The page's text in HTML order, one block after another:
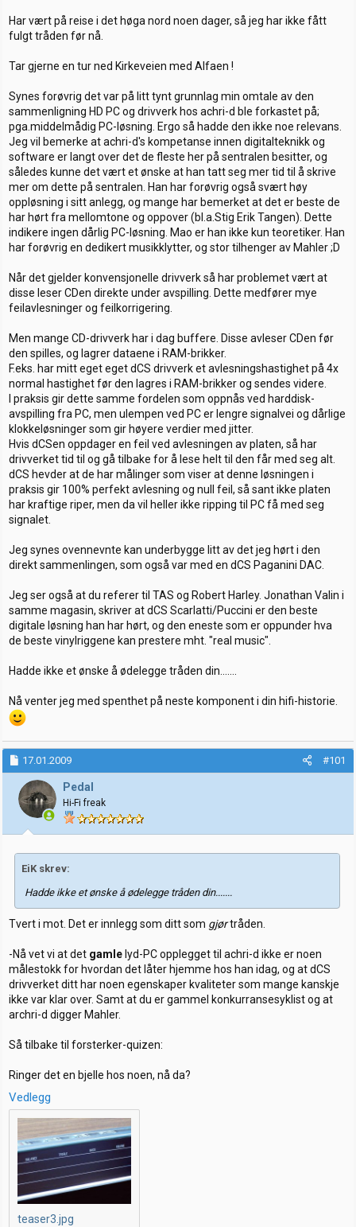
Har vært på reise i det høga nord noen dager, så jeg har ikke fått
fulgt tråden før nå.
Tar gjerne en tur ned Kirkeveien med Alfaen !
Synes forøvrig det var på litt tynt grunnlag min omtale av den
sammenligning HD PC og drivverk hos achri-d ble forkastet på;
pga.middelmådig PC-løsning. Ergo så hadde den ikke noe relevans.
Jeg vil bemerke at achri-d's kompetanse innen digitalteknikk og
software er langt over det de fleste her på sentralen besitter, og
således kunne det vært et ønske at han tatt seg mer tid til å skrive
mer om dette på sentralen. Han har forøvrig også svært høy
oppløsning i sitt anlegg, og mange har bemerket at det er beste de
har hørt fra mellomtone og oppover (bl.a.Stig Erik Tangen). Dette
indikere ingen dårlig PC-løsning. Mao er han ikke kun teoretiker. Han
har forøvrig en dedikert musikklytter, og stor tilhenger av Mahler ;D
Når det gjelder konvensjonelle drivverk så har problemet vært at
disse leser CDen direkte under avspilling. Dette medfører mye
feilavlesninger og feilkorrigering.
Men mange CD-drivverk har i dag buffere. Disse avleser CDen før
den spilles, og lagrer dataene i RAM-brikker.
F.eks. har mitt eget eget dCS drivverk et avlesningshastighet på 4x
normal hastighet før den lagres i RAM-brikker og sendes videre.
I praksis gir dette samme fordelen som oppnås ved harddisk-
avspilling fra PC, men ulempen ved PC er lengre signalvei og dårlige
klokkeløsninger som gir høyere verdier med jitter.
Hvis dCSen oppdager en feil ved avlesningen av platen, så har
drivverket tid til og gå tilbake for å lese helt til den får med seg alt.
dCS hevder at de har målinger som viser at denne løsningen i
praksis gir 100% perfekt avlesning og null feil, så sant ikke platen
har kraftige riper, men da vil heller ikke ripping til PC få med seg
signalet.
Jeg synes ovennevnte kan underbygge litt av det jeg hørt i den
direkt sammenlingen, som også var med en dCS Paganini DAC.
Jeg ser også at du referer til TAS og Robert Harley. Jonathan Valin i
samme magasin, skriver at dCS Scarlatti/Puccini er den beste
digitale løsning han har hørt, og den eneste som er oppunder hva
de beste vinylriggene kan prestere mht. "real music".
Hadde ikke et ønske å ødelegge tråden din.......
Nå venter jeg med spenthet på neste komponent i din hifi-historie.
17.01.2009 #101
Pedal
Hi-Fi freak
EiK skrev:
Hadde ikke et ønske å ødelegge tråden din.......
Tvert i mot. Det er innlegg som ditt som gjørtråden.
-Nå vet vi at det gamle lyd-PC opplegget til achri-d ikke er noen
målestokk for hvordan det låter hjemme hos han idag, og at dCS
drivverket ditt har noen egenskaper kvaliteter som mange kanskje
ikke var klar over. Samt at du er gammel konkurransesyklist og at
archri-d digger Mahler.
Så tilbake til forsterker-quizen:
Ringer det en bjelle hos noen, nå da?
Vedlegg
teaser3.jpg